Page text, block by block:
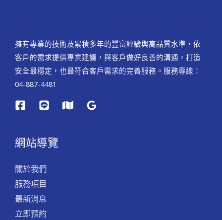
擁有專業的技術及累積多年的豐富經驗與高品質水準，依
客戶的需求提供專業建議，與客戶做好良善的溝通，打造
安全最穩定，也最符合客戶需求的完善服務。服務專線：
04-887-4481
網站導覽
關於我們
服務項目
最新消息
立即預約